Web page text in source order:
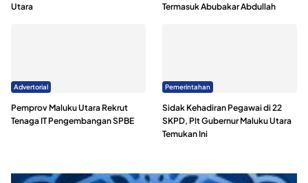
Utara
Termasuk Abubakar Abdullah
Advertorial
Pemprov Maluku Utara Rekrut
Tenaga IT Pengembangan SPBE
Pemerintahan
Sidak Kehadiran Pegawai di 22
SKPD, Plt Gubernur Maluku Utara
Temukan Ini